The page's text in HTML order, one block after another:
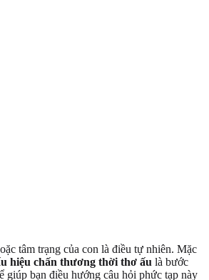
tâm trạng của con là điều tự nhiên. Mặc
hiệu chấn thương thời thơ ấu là bước
giúp bạn điều hướng câu hỏi phức tạp này